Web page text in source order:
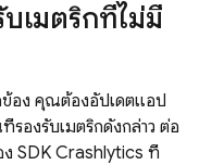
บเมตริกที่ไม่มี
ข้อง คุณต้องอัปเดตแอป
รองรับเมตริกดังกล่าว ต่อ
SDK Crashlytics ที่